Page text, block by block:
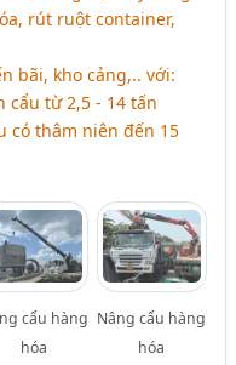
rút ruột container,
bãi, kho cảng,.. với:
cẩu từ 2,5 - 14 tấn
có thâm niên đến 15
cẩu hàng
hóa
Nâng cẩu hàng
hóa